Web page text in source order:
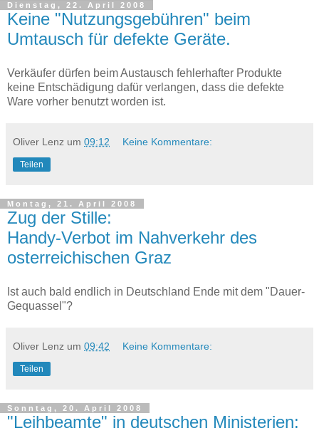
Dienstag, 22. April 2008
Keine "Nutzungsgebühren" beim
Umtausch für defekte Geräte.
Verkäufer dürfen beim Austausch fehlerhafter Produkte
keine Entschädigung dafür verlangen, dass die defekte
Ware vorher benutzt worden ist.
Oliver Lenz um 09:12 Keine Kommentare:
Teilen
Montag, 21. April 2008
Zug der Stille:
Handy-Verbot im Nahverkehr des
osterreichischen Graz
Ist auch bald endlich in Deutschland Ende mit dem "Dauer-
Gequassel"?
Oliver Lenz um 09:42 Keine Kommentare:
Teilen
Sonntag, 20. April 2008
"Leihbeamte" in deutschen Ministerien: